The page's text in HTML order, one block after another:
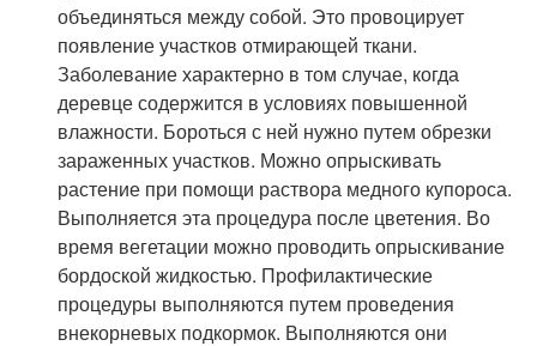
объединяться между собой. Это провоцирует
появление участков отмирающей ткани.
Заболевание характерно в том случае, когда
деревце содержится в условиях повышенной
влажности. Бороться с ней нужно путем обрезки
зараженных участков. Можно опрыскивать
растение при помощи раствора медного купороса.
Выполняется эта процедура после цветения. Во
время вегетации можно проводить опрыскивание
бордоской жидкостью. Профилактические
процедуры выполняются путем проведения
внекорневых подкормок. Выполняются они